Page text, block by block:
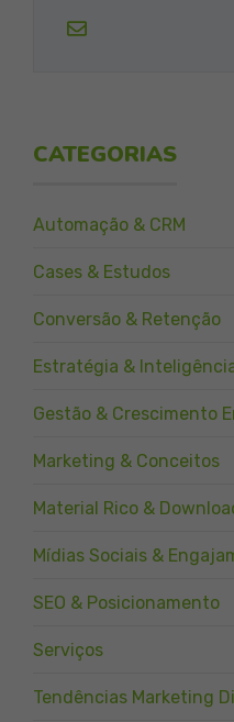
CATEGORIAS
Automação & CRM
Cases & Estudos
Conversão & Retenção
Estratégia &
Gestão & Crescimento
Marketing & Conceitos
Material Rico &
Mídias Sociais &
SEO & Posicionamento
Serviços
Tendências Marketing